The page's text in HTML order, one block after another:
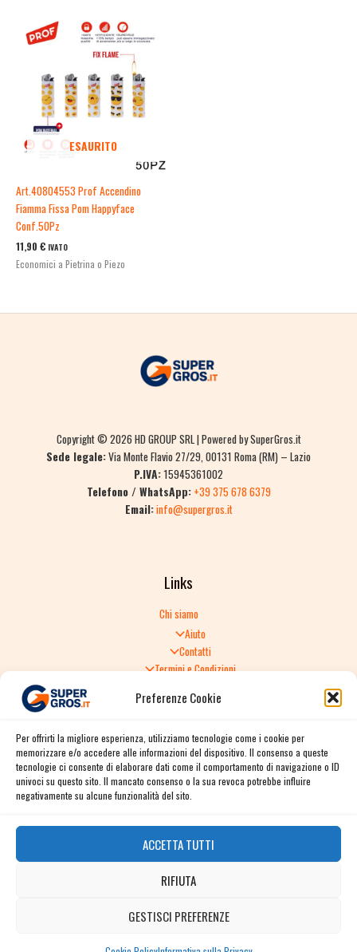
Preferenze Cookie
Per offrirti la migliore esperienza, utilizziamo tecnologie come i cookie per
memorizzare e/o accedere alle informazioni del dispositivo. Il consenso a queste
tecnologie ci consente di elaborare dati come il comportamento di navigazione o ID
univoci su questo sito. Il mancato consenso o la sua revoca potrebbe influire
negativamente su alcune funzionalità del sito.
ACCETTA TUTTI
RIFIUTA
GESTISCI PREFERENZE
ESAURITO
Art.40804553 Prof Accendino
Fiamma Fissa Pom Happyface
Conf.50Pz
11,90 € IVATO
Economici a Pietrina o Piezo
Copyright © 2026 HD GROUP SRL | Powered by SuperGros.it
Sede legale:Via Monte Flavio 27/29, 00131 Roma (RM) – Lazio
P.IVA:15945361002
Telefono / WhatsApp: +39 375 678 6379
Email:info@supergros.it
Links
Chi siamo
Aiuto
Contatti
Termini e Condizioni
Politica di Reso
Spedizione e consegna
Informativa sulla Privacy
Cookie Policy
Facebook
Instagram
Twitter / X